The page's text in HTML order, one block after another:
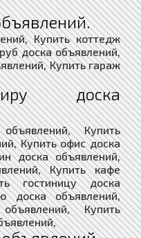
Купить коттедж
доска объявлений,
Купить гараж
доска
Купить
Купить офис доска
доска объявлений,
Купить кафе
гостиницу доска
доска объявлений,
Купить